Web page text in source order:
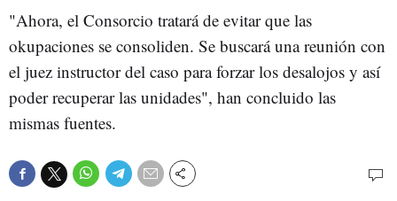
"Ahora, el Consorcio tratará de evitar que las
okupaciones se consoliden. Se buscará una reunión con
el juez instructor del caso para forzar los desalojos y así
poder recuperar las unidades", han concluido las
mismas fuentes.